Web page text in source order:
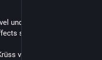
und DC auch im Kino
sind manchmal ganz
vorgeprägt und